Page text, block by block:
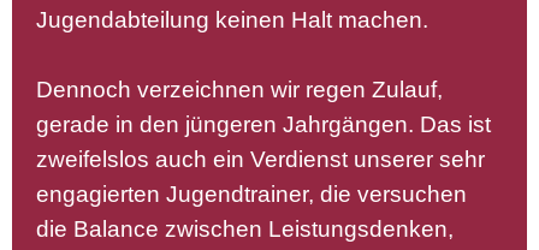
Jugendabteilung keinen Halt machen.
Dennoch verzeichnen wir regen Zulauf,
gerade in den jüngeren Jahrgängen. Das ist
zweifelslos auch ein Verdienst unserer sehr
engagierten Jugendtrainer, die versuchen
die Balance zwischen Leistungsdenken,